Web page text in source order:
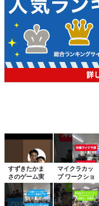
すずきたかま
さのゲーム実
況
マイクラカッ
プ ワークショ
ップ開催中